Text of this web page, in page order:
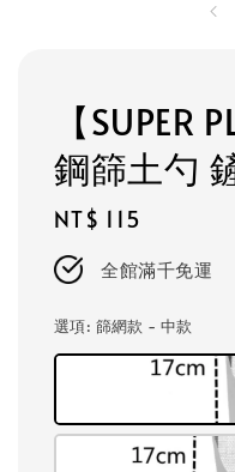
【SUPER
鋼篩土勺
Regular
price
NT$ 115
全館滿千免運
選項: 篩網款 - 中款